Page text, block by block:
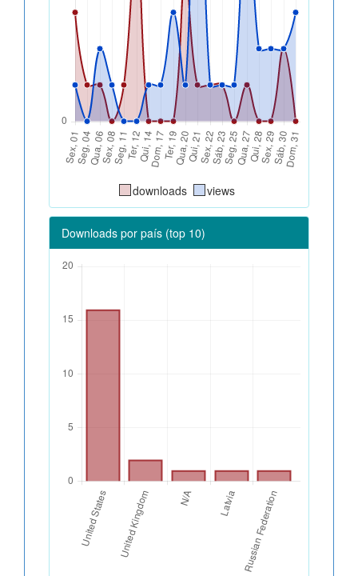
downloads views
Downloads por país (top 10)